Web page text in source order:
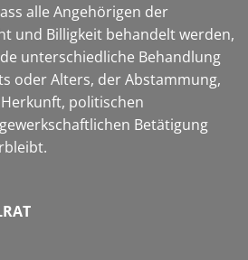
alle Angehörigen der
und Billigkeit behandelt werden,
unterschiedliche Behandlung
oder Alters, der Abstammung,
politischen
Betätigung